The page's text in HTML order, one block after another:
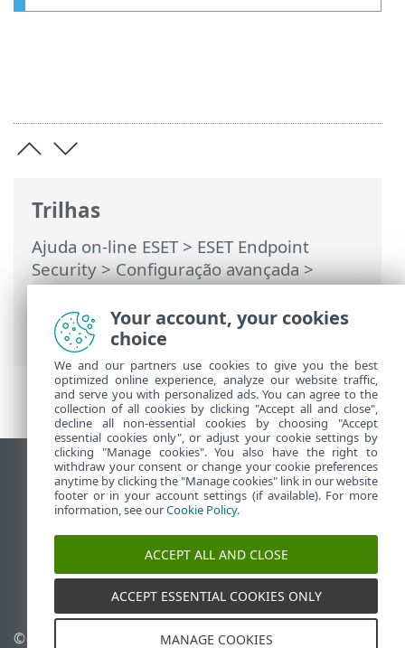
Trilhas
Ajuda on-line ESET> ESET Endpoint
Security>Configuração avançada>
Proteções>Proteção em tempo real do
sistema de arquivos> Exclusões de
processos
Ver site para desktop
End of Life
Base de conhecimento ESET
Fórum ESET
ESET Status Portal
Suporte regional
© 1992 - 2026 ESET, spol. s Gerenciar cookies
Your account, your cookies
choice
We and our partners use cookies to give you the best
optimized online experience, analyze our website traffic,
and serve you with personalized ads. You can agree to the
collection of all cookies by clicking "Accept all and close",
decline all non-essential cookies by choosing "Accept
essential cookies only", or adjust your cookie settings by
clicking "Manage cookies". You also have the right to
withdraw your consent or change your cookie preferences
anytime by clicking the "Manage cookies" link in our website
footer or in your account settings (if available). For more
information, see ourCookie Policy.
ACCEPT ALL AND CLOSE
ACCEPT ESSENTIAL COOKIES ONLY
MANAGE COOKIES